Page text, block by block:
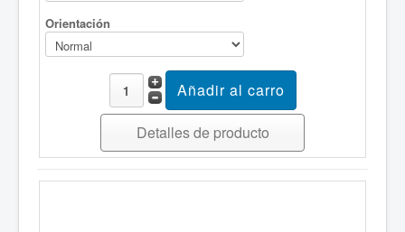
Orientación
Detalles de producto